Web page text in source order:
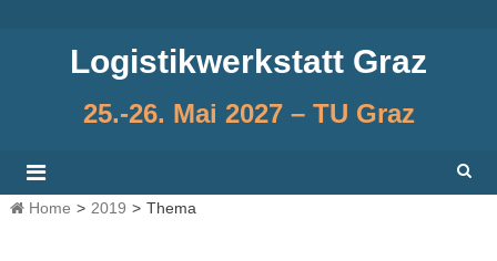
Logistikwerkstatt Graz
25.-26. Mai 2027 – TU Graz
Home > 2019 > Thema